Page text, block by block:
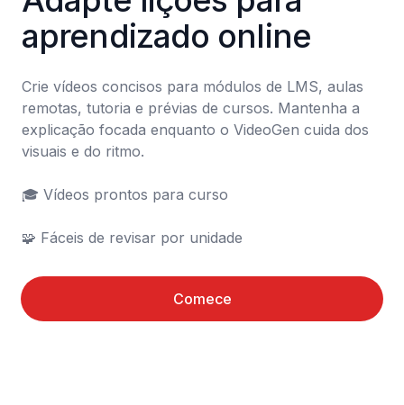
aprendizado online
Crie vídeos concisos para módulos de LMS, aulas
remotas, tutoria e prévias de cursos. Mantenha a
explicação focada enquanto o VideoGen cuida dos
visuais e do ritmo.
🎓 Vídeos prontos para curso
🧩 Fáceis de revisar por unidade
Comece